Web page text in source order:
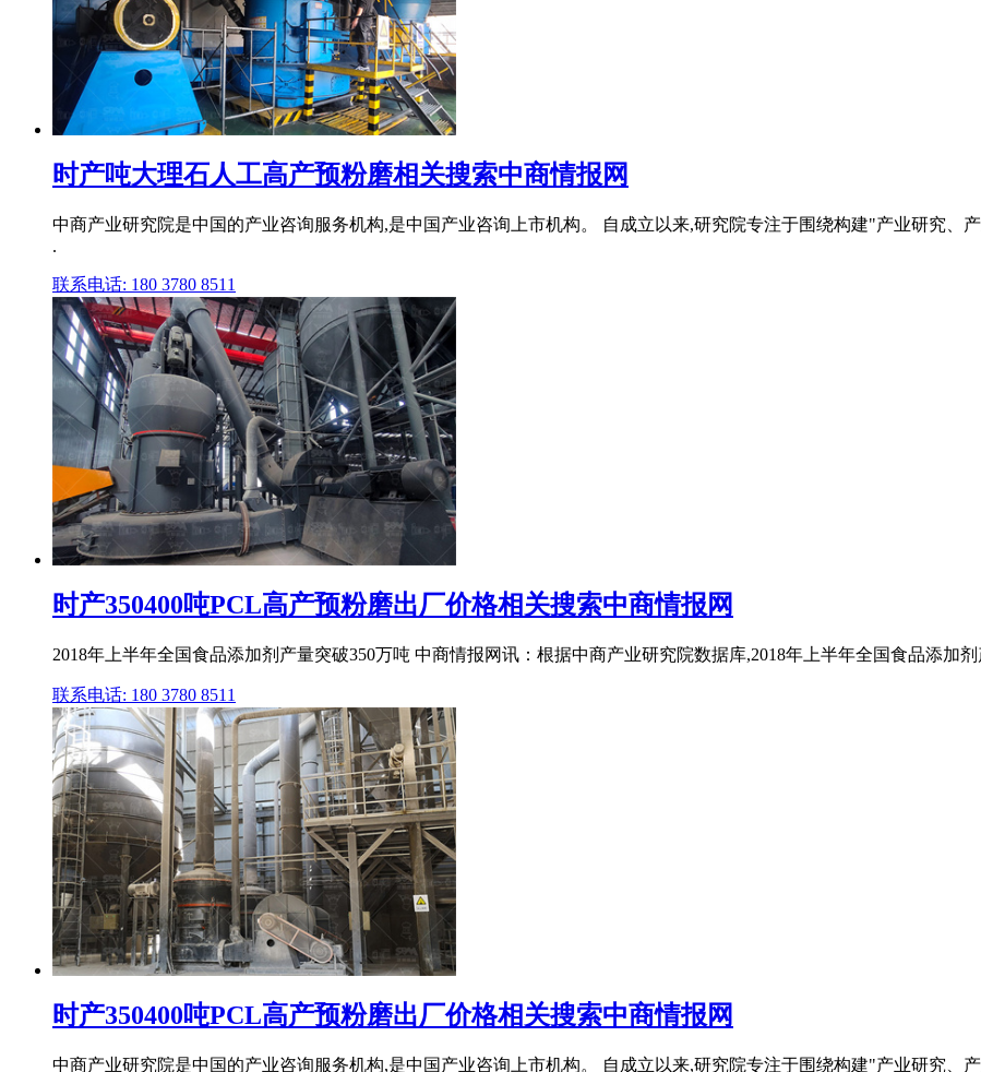
时产吨大理石人工高产预粉磨相关搜索中商情报网
中商产业研究院是中国的产业咨询服务机构,是中国产业咨询上市机构。 自成立以来,研究院专注于围绕构建"产业研究、
.
联系电话: 180 3780 8511
时产350400吨PCL高产预粉磨出厂价格相关搜索中商情报网
2018年上半年全国食品添加剂产量突破350万吨 中商情报网讯：根据中商产业研究院数据库,2018年上半年全国食品添加
联系电话: 180 3780 8511
时产350400吨PCL高产预粉磨出厂价格相关搜索中商情报网
中商产业研究院是中国的产业咨询服务机构,是中国产业咨询上市机构。 自成立以来,研究院专注于围绕构建"产业研究、